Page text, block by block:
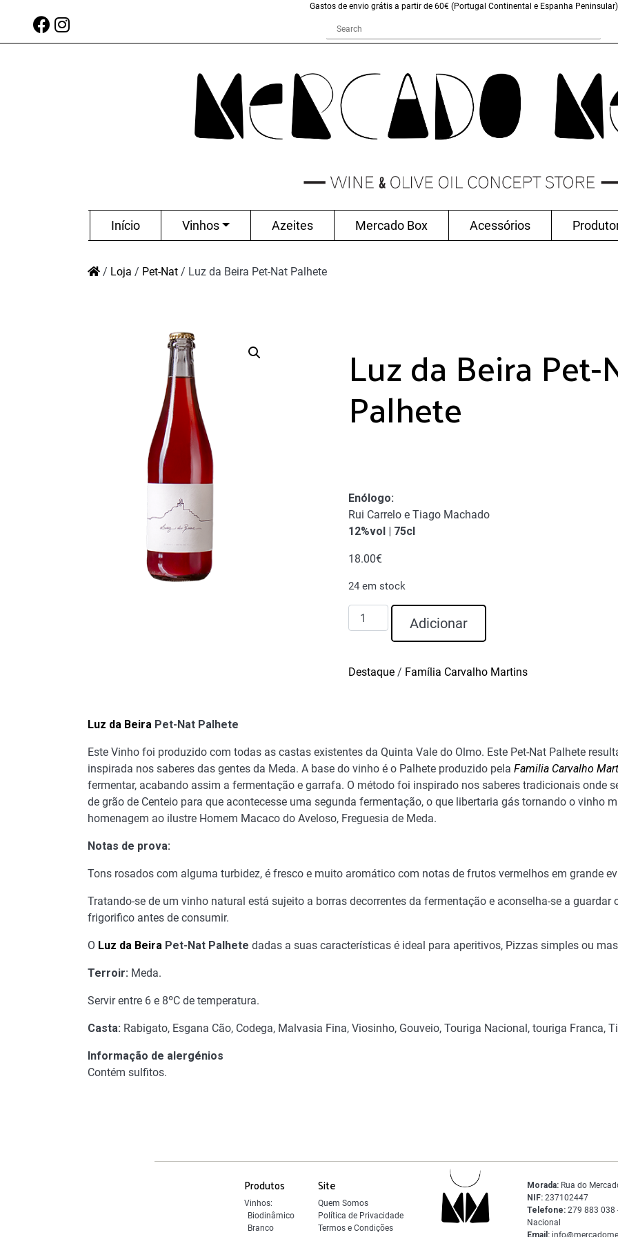
Gastos de envio grátis a partir de 60€ (Portugal Continental e Espanha Peninsular)
Início Vinhos Azeites Mercado Box Acessórios
/ Loja / Pet-Nat / Luz da Beira Pet-Nat Palhete
Luz da Beira Pet-
Palhete
Enólogo:
Rui Carrelo e Tiago Machado
12%vol | 75cl
18.00€
24 em stock
Quantidade
de
Beira
Adicionar
Destaque/ Família Carvalho Martins
Luz da Beira Pet-Nat Palhete
Este Vinho foi produzido com todas as castas existentes da Quinta Vale do Olmo. Este Pet-Nat Palhete
inspirada nos saberes das gentes da Meda. A base do vinho é o Palhete produzido pela Familia Carvalho
fermentar, acabando assim a fermentação e garrafa. O método foi inspirado nos saberes tradicionais onde
de grão de Centeio para que acontecesse uma segunda fermentação, o que libertaria gás tornando o vinho
homenagem ao ilustre Homem Macaco do Aveloso, Freguesia de Meda.
Notas de prova:
Tons rosados com alguma turbidez, é fresco e muito aromático com notas de frutos vermelhos em grande
Tratando-se de um vinho natural está sujeito a borras decorrentes da fermentação e aconselha-se a guardar
frigorifico antes de consumir.
O Luz da Beira Pet-Nat Palhete dadas a suas características é ideal para aperitivos, Pizzas simples ou
Terroir: Meda.
Servir entre 6 e 8ºC de temperatura.
Casta: Rabigato, Esgana Cão, Codega, Malvasia Fina, Viosinho, Gouveio, Touriga Nacional, touriga Franca,
Informação de alergénios
Contém sulfitos.
Produtos
Vinhos:
Biodinâmico
Branco
Site
Quem Somos
Política de Privacidade
Termos e Condições
Morada:Rua do
NIF:237102447
Telefone:279 883 038
Nacional